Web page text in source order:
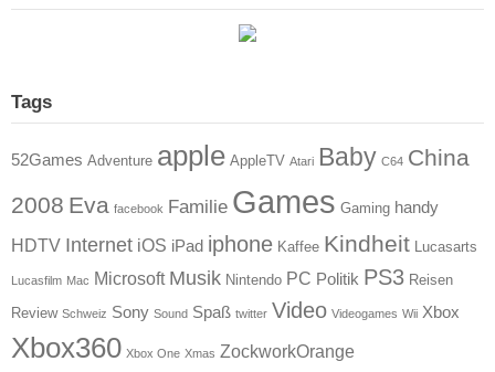
Tags
52Games Adventure apple AppleTV Atari Baby C64 China
2008 Eva facebook Familie Games Gaming handy
HDTV Internet iOS iPad iphone Kaffee Kindheit Lucasarts
Lucasfilm Mac Microsoft Musik Nintendo PC Politik PS3 Reisen
Review Schweiz Sony Sound Spaß twitter Video Videogames Wii Xbox
Xbox360 Xbox One Xmas ZockworkOrange